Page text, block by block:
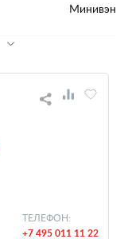
Минивэн
ТЕЛЕФОН:
+7 495 011 11 22